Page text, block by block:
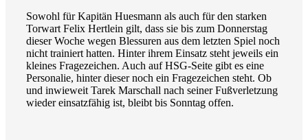
Sowohl für Kapitän Huesmann als auch für den starken
Torwart Felix Hertlein gilt, dass sie bis zum Donnerstag
dieser Woche wegen Blessuren aus dem letzten Spiel noch
nicht trainiert hatten. Hinter ihrem Einsatz steht jeweils ein
kleines Fragezeichen. Auch auf HSG-Seite gibt es eine
Personalie, hinter dieser noch ein Fragezeichen steht. Ob
und inwieweit Tarek Marschall nach seiner Fußverletzung
wieder einsatzfähig ist, bleibt bis Sonntag offen.